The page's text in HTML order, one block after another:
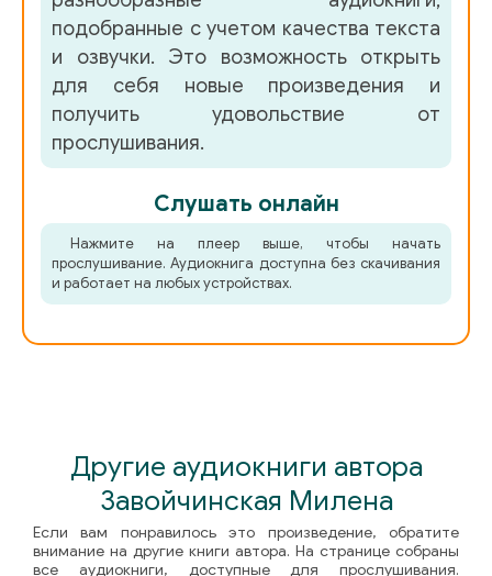
25-0_DOM-1
25-1_DOM-1
26-0_DOM-1
26-1_DOM-1
26-2_DOM-1
подобранные с учетом качества текста
и озвучки. Это возможность открыть
для себя новые произведения и
получить удовольствие от
прослушивания.
Слушать онлайн
Нажмите на плеер выше, чтобы начать
прослушивание. Аудиокнига доступна без скачивания
и работает на любых устройствах.
Другие аудиокниги автора
Завойчинская Милена
Если вам понравилось это произведение, обратите
внимание на другие книги автора. На странице собраны
все аудиокниги, доступные для прослушивания.